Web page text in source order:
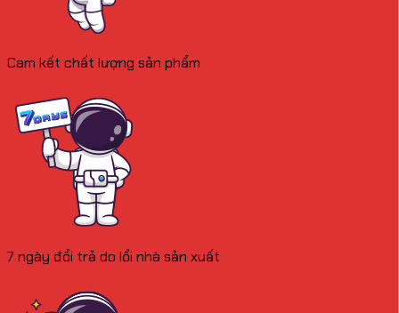
Cam kết chất lượng sản phẩm
7 ngày đổi trả do lổi nhà sản xuất